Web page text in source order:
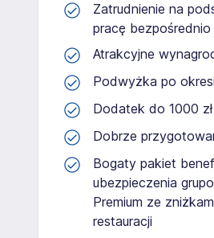
Zatrudnienie na
pracę
Atrakcyjne
Podwyżka po
Dodatek do 1000
Dobrze
Bogaty pakiet
ubezpieczenia
Premium ze
restauracji